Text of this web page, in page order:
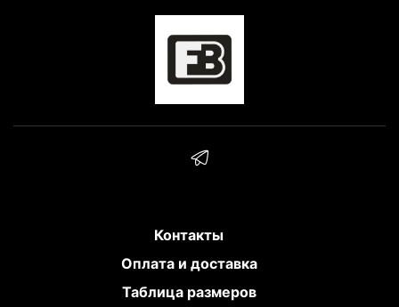
Контакты
Оплата и доставка
Таблица размеров